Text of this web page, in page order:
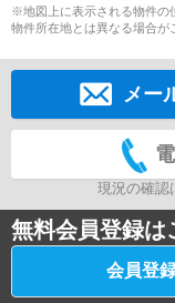
※地図上に表示される物件の
物件所在地とは異なる場合が
メー
現況の確認
無料会員登録は
会員登